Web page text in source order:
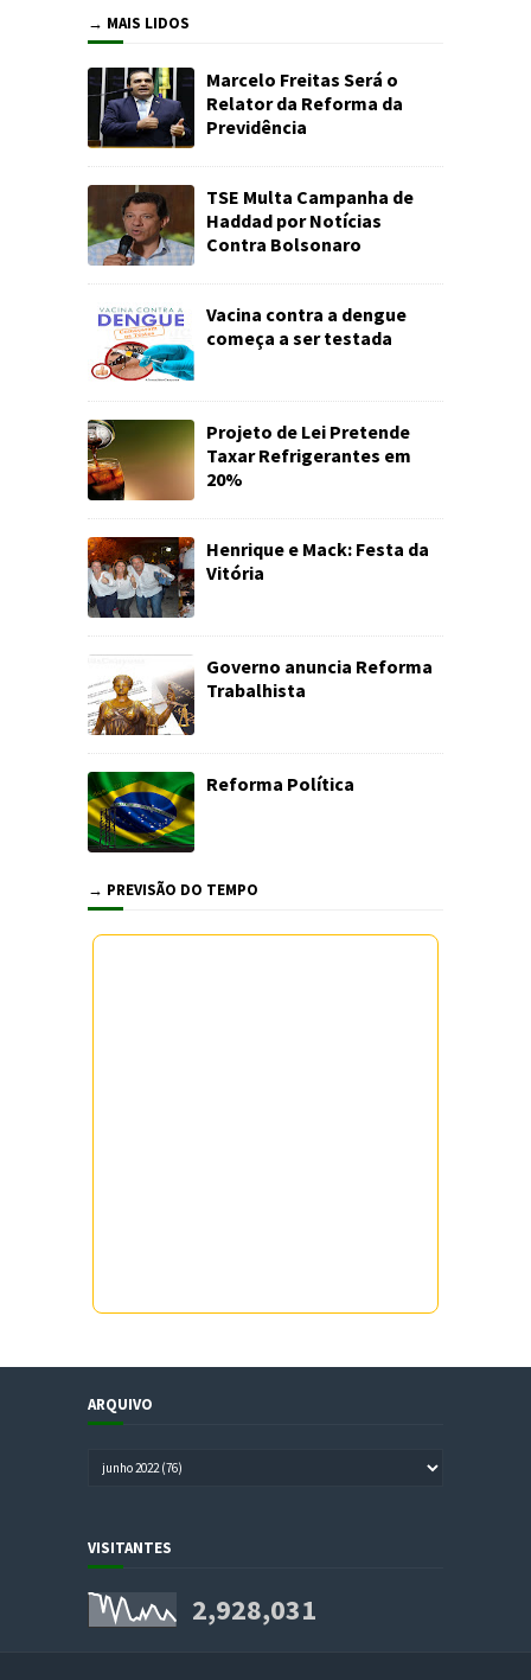
→ MAIS LIDOS
Marcelo Freitas Será o
Relator da Reforma da
Previdência
TSE Multa Campanha de
Haddad por Notícias
Contra Bolsonaro
Vacina contra a dengue
começa a ser testada
Projeto de Lei Pretende
Taxar Refrigerantes em
20%
Henrique e Mack: Festa da
Vitória
Governo anuncia Reforma
Trabalhista
Reforma Política
→ PREVISÃO DO TEMPO
ARQUIVO
VISITANTES
2,928,031